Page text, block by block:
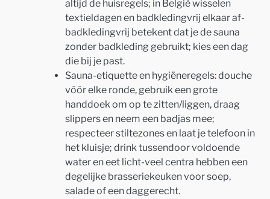
altijd de huisregels; in België wisselen
textieldagen en badkledingvrij elkaar af-
badkledingvrij betekent dat je de sauna
zonder badkleding gebruikt; kies een dag
die bij je past.
Sauna-etiquette en hygiëneregels: douche
vóór elke ronde, gebruik een grote
handdoek om op te zitten/liggen, draag
slippers en neem een badjas mee;
respecteer stiltezones en laat je telefoon in
het kluisje; drink tussendoor voldoende
water en eet licht-veel centra hebben een
degelijke brasseriekeuken voor soep,
salade of een daggerecht.